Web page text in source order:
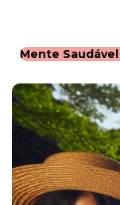
Mente Saudável